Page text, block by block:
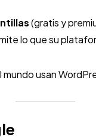
(gratis y
lo que su
mundo usan